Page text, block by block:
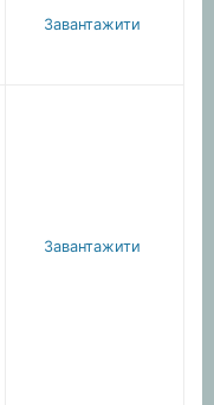
Завантажити
Завантажити